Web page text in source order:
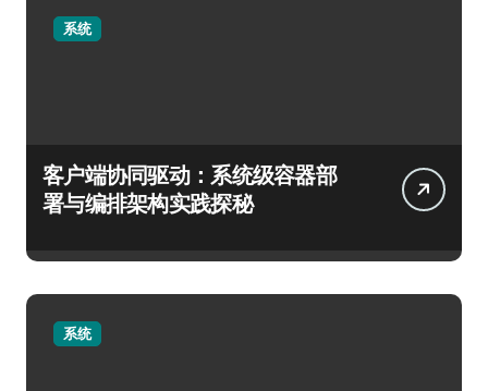
系统
客户端协同驱动：系统级容器部
署与编排架构实践探秘
系统